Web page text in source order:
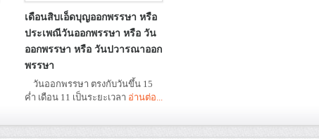
เดือนสิบเอ็ดบุญออกพรรษา หรือ
ประเพณีวันออกพรรษา หรือ วัน
ออกพรรษา หรือ วันปวารณาออก
พรรษา
วันออกพรรษา ตรงกับวันขึ้น 15
ค่ำ เดือน 11 เป็นระยะเวลา อ่านต่อ...